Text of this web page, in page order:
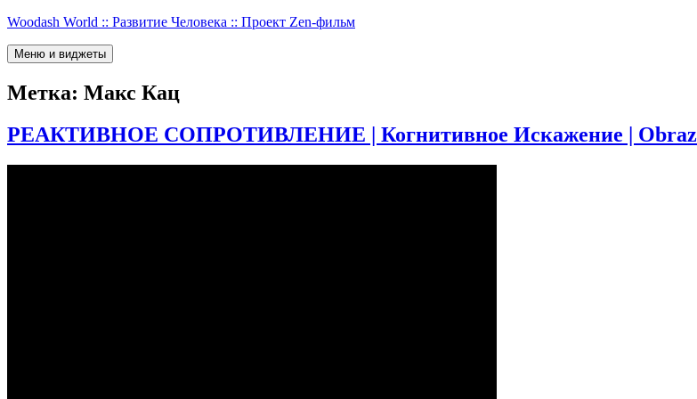
Перейти
содержимому
Woodash World :: Развитие Человека :: Проект Zen-фильм
Меню и виджеты
Метка: Макс Кац
РЕАКТИВНОЕ СОПРОТИВЛЕНИЕ | Когнитивное Искажение | Obraz